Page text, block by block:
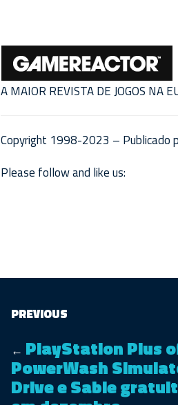
A MAIOR REVISTA DE JOGOS NA
Copyright 1998-2023 – Publicado
Please follow and like us:
PREVIOUS
← PlayStation Plus
PowerWash
Drive e Sable